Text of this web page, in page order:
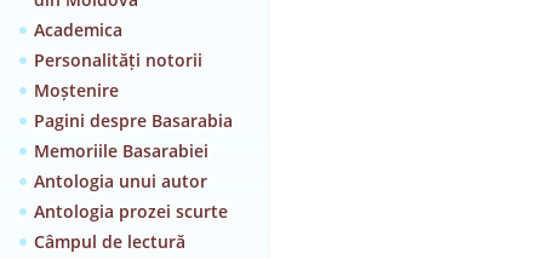
Academica
Personalități notorii
Moștenire
Pagini despre Basarabia
Memoriile Basarabiei
Antologia unui autor
Antologia prozei scurte
Câmpul de lectură